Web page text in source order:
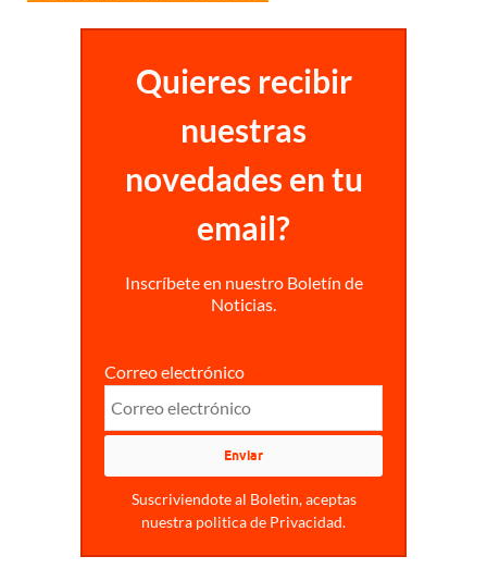
Quieres recibir
nuestras
novedades en tu
email?
Inscríbete en nuestro Boletín de
Noticias.
Correo electrónico
Suscriviendote al Boletin, aceptas
nuestra politica de Privacidad.